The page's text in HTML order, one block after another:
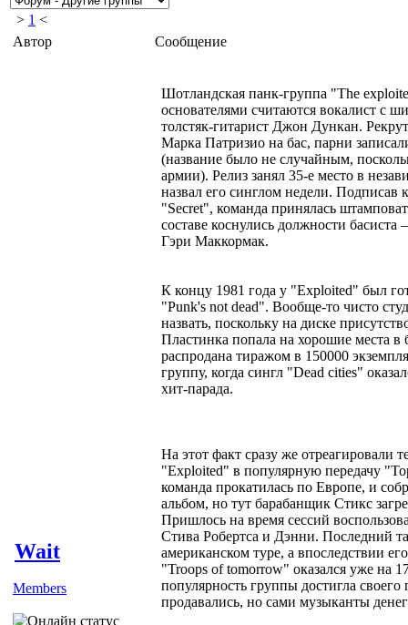
> 1 <
Автор
Сообщение
Wait
Members
Шотландская панк-группа "The
основателями считаются вокалист с
толстяк-гитарист Джон Дункан.
Марка Патризио на бас, парни
(название было не случайным,
армии). Релиз занял 35-е место в
назвал его синглом недели. Подписав
"Secret", команда принялась
составе коснулись должности
Гэри Маккормак.
К концу 1981 года у "Exploited" был
"Punk's not dead". Вообще-то чисто
назвать, поскольку на диске
Пластинка попала на хорошие места в
распродана тиражом в 150000
группу, когда сингл "Dead cities"
хит-парада.
На этот факт сразу же отреагировали
"Exploited" в популярную передачу
команда прокатилась по Европе, и
альбом, но тут барабанщик Стикс
Пришлось на время сессий
Стива Робертса и Дэнни. Последний
американском туре, а впоследствии
"Troops of tomorrow" оказался уже на
популярность группы достигла
продавались, но сами музыканты